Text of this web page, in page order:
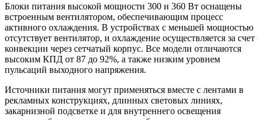
Блоки питания высокой мощности 300 и 360 Вт оснащены
встроенным вентилятором, обеспечивающим процесс
активного охлаждения. В устройствах с меньшей мощностью
отсутствует вентилятор, и охлаждение осуществляется за счет
конвекции через сетчатый корпус. Все модели отличаются
высоким КПД от 87 до 92%, а также низким уровнем
пульсаций выходного напряжения.
Источники питания могут применяться вместе с лентами в
рекламных конструкциях, длинных световых линиях,
закарнизной подсветке и для внутреннего освещения